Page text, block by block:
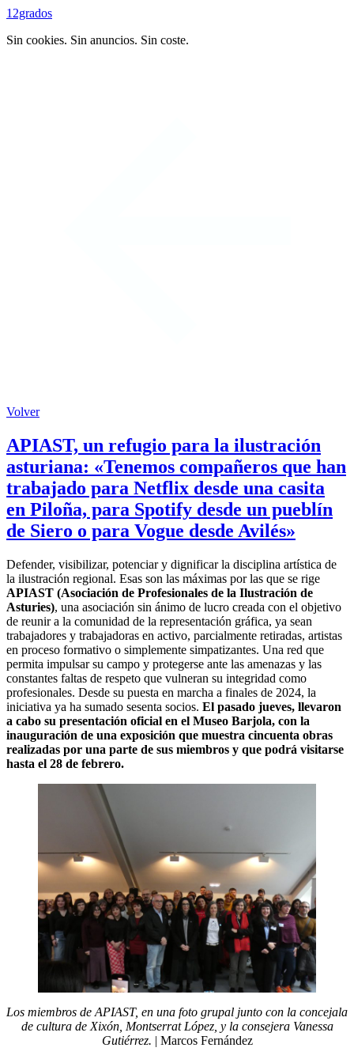
12grados
Sin cookies. Sin anuncios. Sin coste.
Volver
APIAST, un refugio para la ilustración
asturiana: «Tenemos compañeros que han
trabajado para Netflix desde una casita
en Piloña, para Spotify desde un pueblín
de Siero o para Vogue desde Avilés»
Defender, visibilizar, potenciar y dignificar la disciplina artística de
la ilustración regional. Esas son las máximas por las que se rige
APIAST (Asociación de Profesionales de la Ilustración de
Asturies), una asociación sin ánimo de lucro creada con el objetivo
de reunir a la comunidad de la representación gráfica, ya sean
trabajadores y trabajadoras en activo, parcialmente retiradas, artistas
en proceso formativo o simplemente simpatizantes. Una red que
permita impulsar su campo y protegerse ante las amenazas y las
constantes faltas de respeto que vulneran su integridad como
profesionales. Desde su puesta en marcha a finales de 2024, la
iniciativa ya ha sumado sesenta socios. El pasado jueves, llevaron
a cabo su presentación oficial en el Museo Barjola, con la
inauguración de una exposición que muestra cincuenta obras
realizadas por una parte de sus miembros y que podrá visitarse
hasta el 28 de febrero.
Los miembros de APIAST, en una foto grupal junto con la concejala
de cultura de Xixón, Montserrat López, y la consejera Vanessa
Gutiérrez. | Marcos Fernández